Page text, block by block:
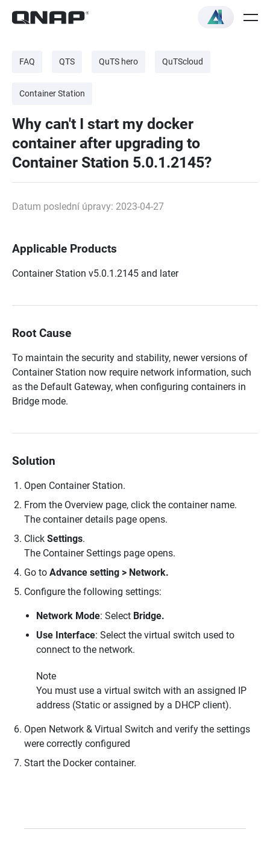
FAQ QTS QuTS hero QuTScloud
Container Station
Why can't I start my docker
container after upgrading to
Container Station 5.0.1.2145?
Datum poslední úpravy: 2023-04-27
Applicable Products
Container Station v5.0.1.2145 and later
Root Cause
To maintain the security and stability, newer versions of
Container Station now require network information, such
as the Default Gateway, when configuring containers in
Bridge mode.
Solution
Open Container Station.
From the Overview page, click the container name.
The container details page opens.
Click Settings.
The Container Settings page opens.
Go to Advance setting > Network.
Configure the following settings:
Network Mode: Select Bridge.
Use Interface: Select the virtual switch used to
connect to the network.
Note
You must use a virtual switch with an assigned IP
address (Static or assigned by a DHCP client).
Open Network & Virtual Switch and verify the settings
were correctly configured
Start the Docker container.